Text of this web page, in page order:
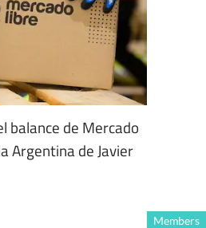
balance de Mercado
Argentina de Javier
Members